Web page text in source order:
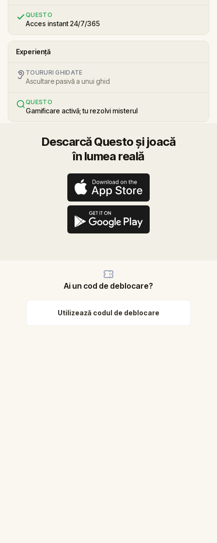
QUESTO
Acces instant 24/7/365
Experiență
TOURURI GHIDATE
Ascultare pasivă a unui ghid
QUESTO
Gamificare activă; tu rezolvi misterul
Descarcă Questo și joacă
în lumea reală
Ai un cod de deblocare?
Utilizează codul de deblocare